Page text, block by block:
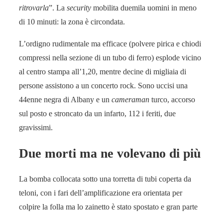
ritrovarla”. La security mobilita duemila uomini in meno
di 10 minuti: la zona è cir­condata.
L’ordigno rudimentale ma efficace (polvere pirica e chiodi
compressi nella sezione di un tubo di ferro) esplode vicino
al centro stampa all’1,20, mentre decine di migliaia di
persone assistono a un concerto rock. Sono uccisi una
44enne negra di Albany e un cameraman turco, accorso
sul posto e stroncato da un infarto, 112 i feriti, due
gravissimi.
Due morti ma ne volevano di più
La bomba collocata sotto una torretta di tubi coperta da
teloni, con i fari dell’amplificazione era orientata per
colpire la folla ma lo zainetto è stato spostato e gran parte